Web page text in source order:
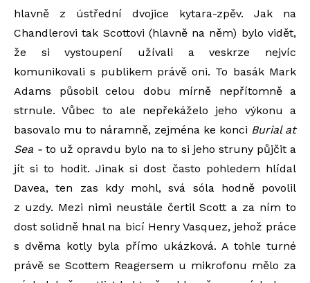
hlavně z ústřední dvojice kytara-zpěv. Jak na
Chandlerovi tak Scottovi (hlavně na něm) bylo vidět,
že si vystoupení užívali a veskrze nejvíc
komunikovali s publikem právě oni. To basák Mark
Adams působil celou dobu mírně nepřítomně a
strnule. Vůbec to ale nepřekáželo jeho výkonu a
basovalo mu to náramně, zejména ke konci Burial at
Sea -to už opravdu bylo na to si jeho struny půjčit a
jít si to hodit. Jinak si dost často pohledem hlídal
Davea, ten zas kdy mohl, svá sóla hodně povolil
z uzdy. Mezi nimi neustále čertil Scott a za ním to
dost solidně hnal na bicí Henry Vasquez, jehož práce
s dvěma kotly byla přímo ukázková. A tohle turné
právě se Scottem Reagersem u mikrofonu mělo za